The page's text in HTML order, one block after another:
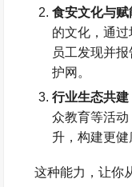
食安文化与赋
的文化，通
员工发现并
护网。
行业生态共建
众教育等活
升，构建更健
这种能力，让你